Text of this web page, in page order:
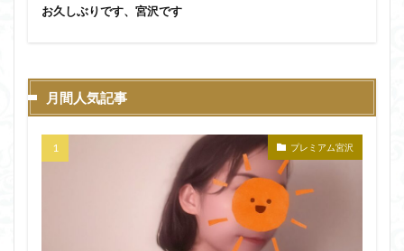
お久しぶりです、宮沢です
月間人気記事
プレミアム宮沢